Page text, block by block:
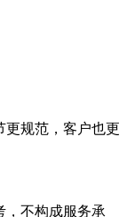
更规范，客户也更
，不构成服务承